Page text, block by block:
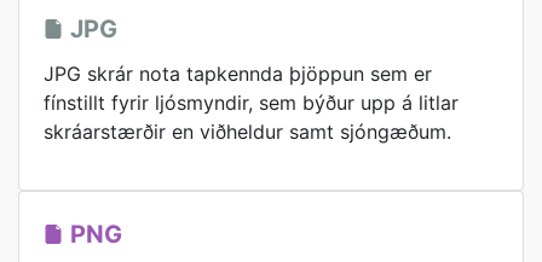
JPG
JPG skrár nota tapkennda þjöppun sem er
fínstillt fyrir ljósmyndir, sem býður upp á litlar
skráarstærðir en viðheldur samt sjóngæðum.
PNG